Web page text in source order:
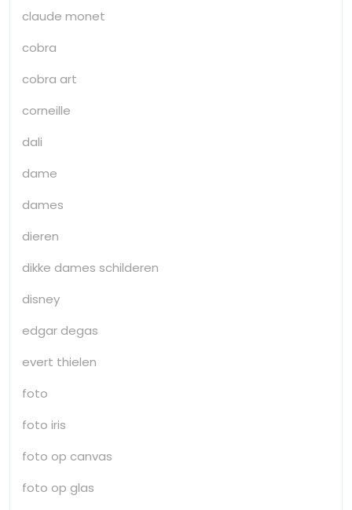
claude monet
cobra
cobra art
corneille
dali
dame
dames
dieren
dikke dames schilderen
disney
edgar degas
evert thielen
foto
foto iris
foto op canvas
foto op glas